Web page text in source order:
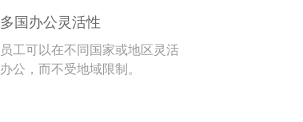
多国办公灵活性
员工可以在不同国家或地区灵活
办公，而不受地域限制。